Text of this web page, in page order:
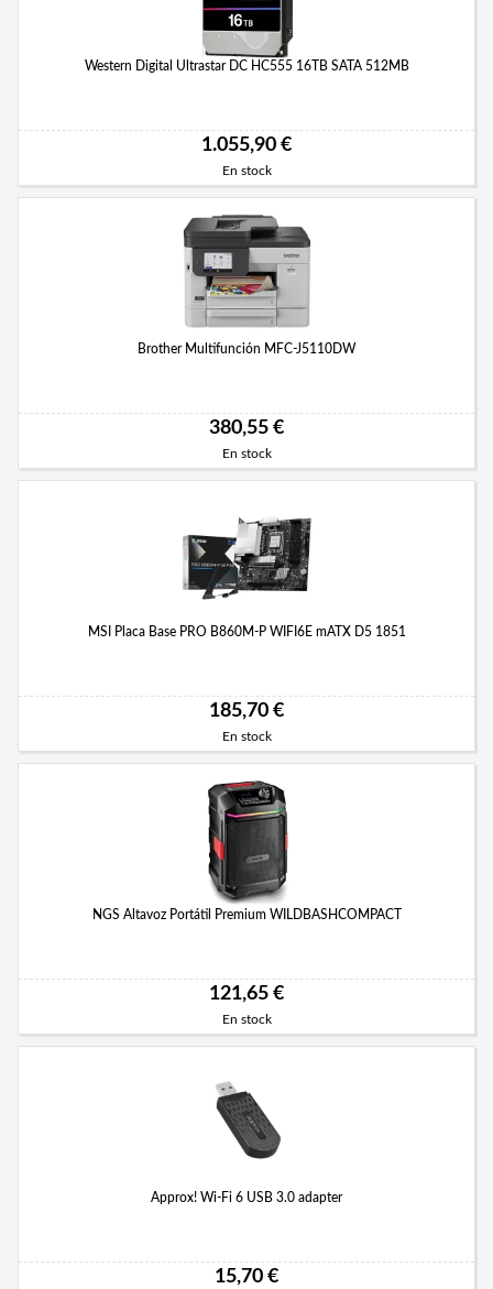
Western Digital Ultrastar DC HC555 16TB SATA 512MB
1.055,90 €
En stock
Brother Multifunción MFC-J5110DW
380,55 €
En stock
MSI Placa Base PRO B860M-P WIFI6E mATX D5 1851
185,70 €
En stock
NGS Altavoz Portátil Premium WILDBASHCOMPACT
121,65 €
En stock
Approx! Wi-Fi 6 USB 3.0 adapter
15,70 €